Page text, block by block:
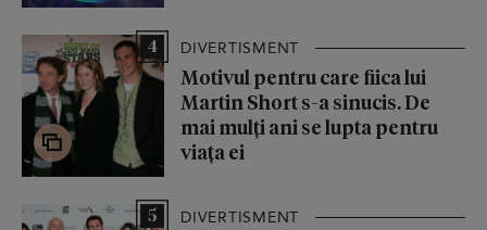
4 DIVERTISMENT
Motivul pentru care fiica lui
Martin Short s-a sinucis. De
mai mulți ani se lupta pentru
viața ei
5 DIVERTISMENT